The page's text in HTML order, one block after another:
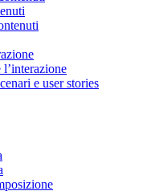
e user stories